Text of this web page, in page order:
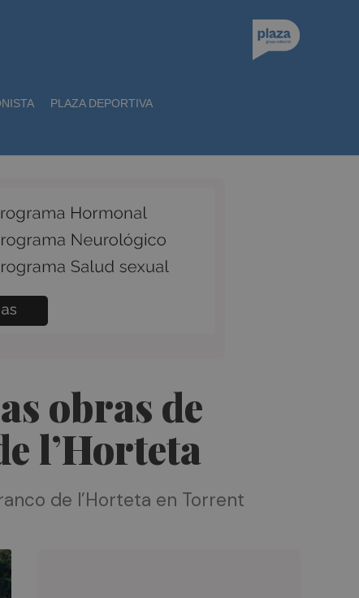
PLAZA DEPORTIVA
obras de
l’Horteta
de l’Horteta en Torrent